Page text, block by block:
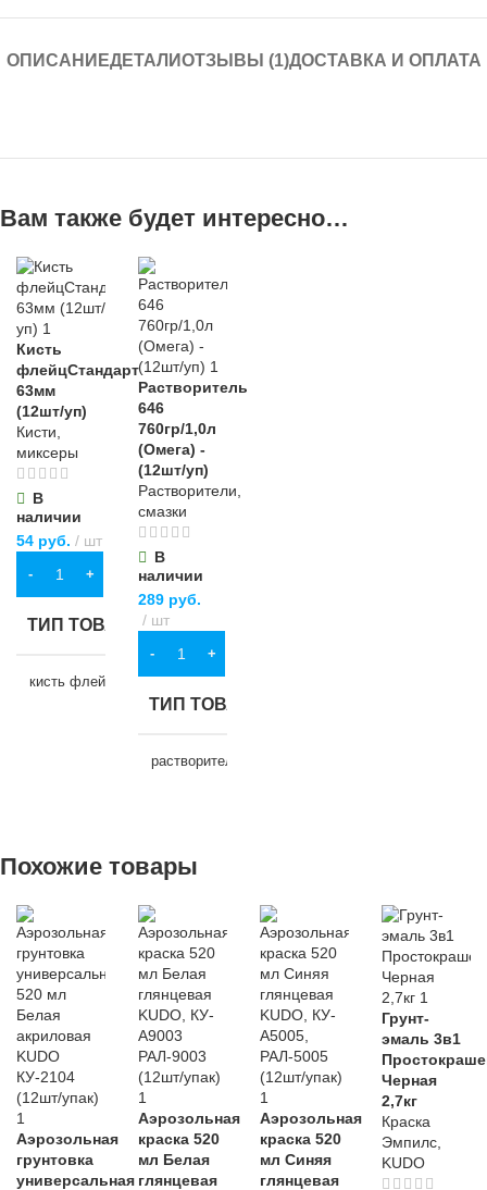
ОПИСАНИЕДЕТАЛИОТЗЫВЫ (1)ДОСТАВКА И ОПЛАТА
Вам также будет интересно…
Кисть
флейцСтандарт
63мм
(12шт/уп)
Кисти,
миксеры
В
наличии
54 руб. шт
В КОРЗИНУ
ТИП ТОВАРА
кисть флейцевая
МАТЕРИАЛ
дерево синтетика
ДЛИНА 210 мм
ШИРИНА
Растворитель
646
760гр/1,0л
(Омега) -
(12шт/уп)
Растворители,
смазки
В
наличии
289 руб.
шт
В КОРЗИНУ
ТИП ТОВАРА
растворитель
для
для хозяйственно-
бытовых нужд
ВИД РАБОТ
универсальные
УПАКОВКА
Похожие товары
Аэрозольная
грунтовка
универсальная
Аэрозольная
краска 520
мл Белая
глянцевая
Аэрозольная
краска 520
мл Синяя
глянцевая
Грунт-
эмаль 3в1
Черная
2,7кг
Краска
Эмпилс,
KUDO